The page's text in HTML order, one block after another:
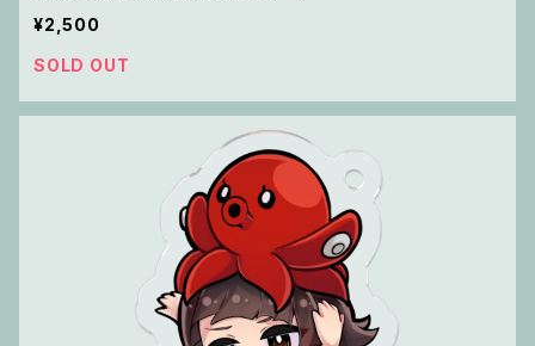
¥2,500
SOLD OUT